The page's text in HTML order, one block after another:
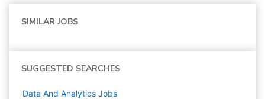
SIMILAR JOBS
SUGGESTED SEARCHES
Data And Analytics Jobs